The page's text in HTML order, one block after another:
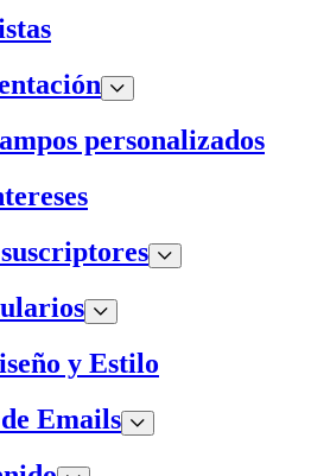
personalizados
y Estilo
Emails